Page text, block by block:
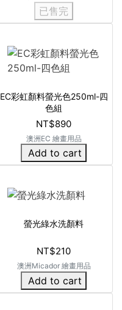
已售完
EC彩虹顏料螢光色250ml-四
色組
NT$890
澳洲EC 繪畫用品
Add to cart
螢光綠水洗顏料
NT$210
澳洲Micador 繪畫用品
Add to cart